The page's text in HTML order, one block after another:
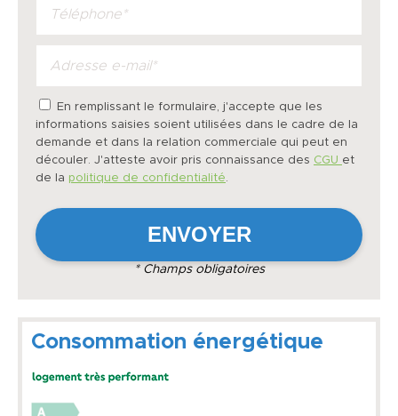
En remplissant le formulaire, j'accepte que les
informations saisies soient utilisées dans le cadre de la
demande et dans la relation commerciale qui peut en
découler. J'atteste avoir pris connaissance des CGU et
de la politique de confidentialité.
* Champs obligatoires
Consommation énergétique